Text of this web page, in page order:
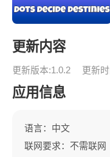
更新内容
更新版本:1.0.2 更新
应用信息
语言：中文
联网要求：不需联网